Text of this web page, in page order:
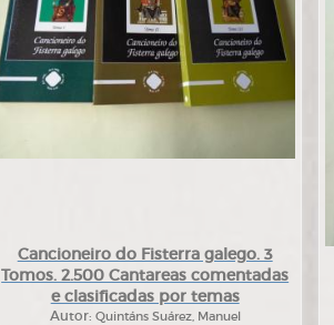
Cancioneiro do Fisterra galego. 3
Tomos. 2.500 Cantareas comentadas
e clasificadas por temas
Autor: Quintáns Suárez, Manuel